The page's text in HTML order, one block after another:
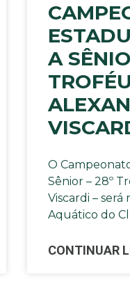
A
TROFÉU
O
Sênior – 28º
Viscardi –
Aquático do
CONTINUAR